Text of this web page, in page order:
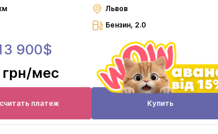
Львов
Бензин, 2.0
900$
/мес
платеж Купить